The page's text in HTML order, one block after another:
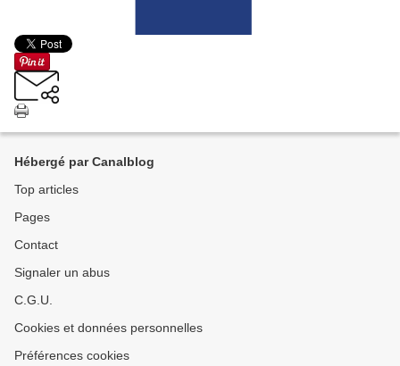
Hébergé par Canalblog
Top articles
Pages
Contact
Signaler un abus
C.G.U.
Cookies et données personnelles
Préférences cookies